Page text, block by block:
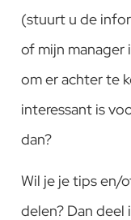
(stuurt u de
of mijn manager
om er achter te
interessant is
dan?
Wil je je tips en/
delen? Dan deel